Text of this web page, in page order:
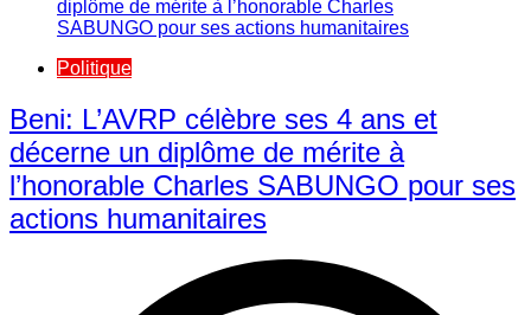
Politique
Beni: L’AVRP célèbre ses 4 ans et
décerne un diplôme de mérite à
l’honorable Charles SABUNGO pour ses
actions humanitaires